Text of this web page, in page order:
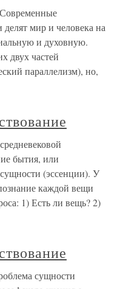
мир и человека на
и духовную.
двух частей
параллелизм), но,
бытия, или
(эссенции). У
каждой вещи
1) Есть ли вещь? 2)
сущности